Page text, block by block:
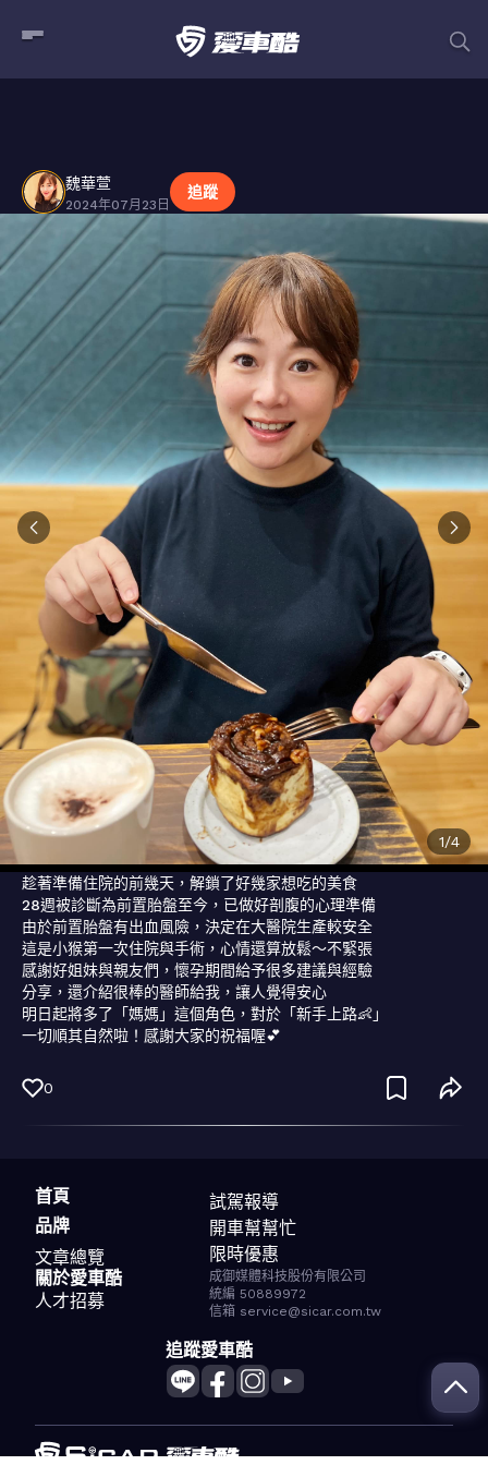
貼文
魏華萱
2024年07月23日
追蹤
1/4
趁著準備住院的前幾天，解鎖了好幾家想吃的美食
28週被診斷為前置胎盤至今，已做好剖腹的心理準備
由於前置胎盤有出血風險，決定在大醫院生產較安全
這是小猴第一次住院與手術，心情還算放鬆～不緊張
感謝好姐妹與親友們，懷孕期間給予很多建議與經驗
分享，還介紹很棒的醫師給我，讓人覺得安心
明日起將多了「媽媽」這個角色，對於「新手上路👶」
一切順其自然啦！感謝大家的祝福喔💕
0
首頁
品牌
文章總覽
試駕報導
開車幫幫忙
限時優惠
關於愛車酷
人才招募
成御媒體科技股份有限公司
統編 50889972
信箱 service@sicar.com.tw
追蹤愛車酷